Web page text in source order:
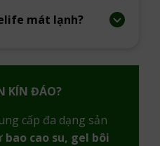
mát lạnh?
KÍN ĐÁO?
cấp đa dạng sản
bao cao su, gel bôi